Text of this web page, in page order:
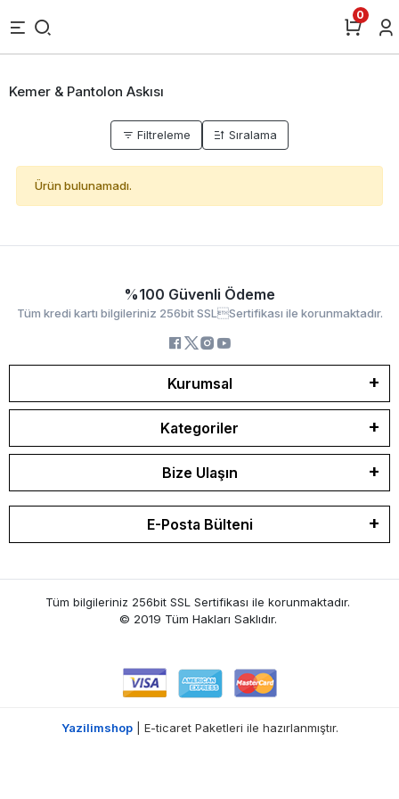
0
Kemer & Pantolon Askısı
Filtreleme Sıralama
Ürün bulunamadı.
%100 Güvenli Ödeme
Tüm kredi kartı bilgileriniz 256bit SSLSertifikası ile korunmaktadır.
Kurumsal
Kategoriler
Bize Ulaşın
E-Posta Bülteni
Tüm bilgileriniz 256bit SSL Sertifikası ile korunmaktadır.
© 2019 Tüm Hakları Saklıdır.
Yazilimshop| E-ticaret Paketleri ile hazırlanmıştır.